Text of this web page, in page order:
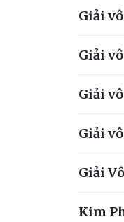
Giải
Giải
Giải
Giải
Giải
Kim